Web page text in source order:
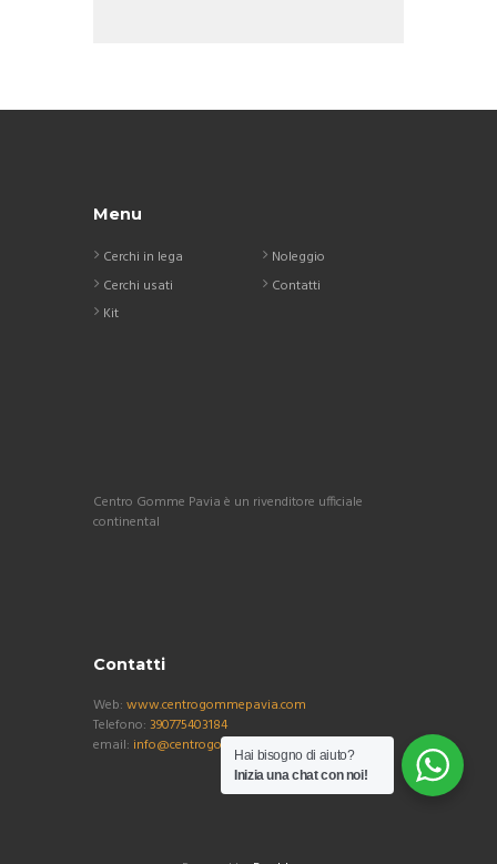
Menu
Cerchi in lega
Cerchi usati
Kit
Noleggio
Contatti
Centro Gomme Pavia è un rivenditore ufficiale
continental
Contatti
Web: www.centrogommepavia.com
Telefono: 390775403184
email: info@centrogommepavia.com
Hai bisogno di aiuto?
Inizia una chat con noi!